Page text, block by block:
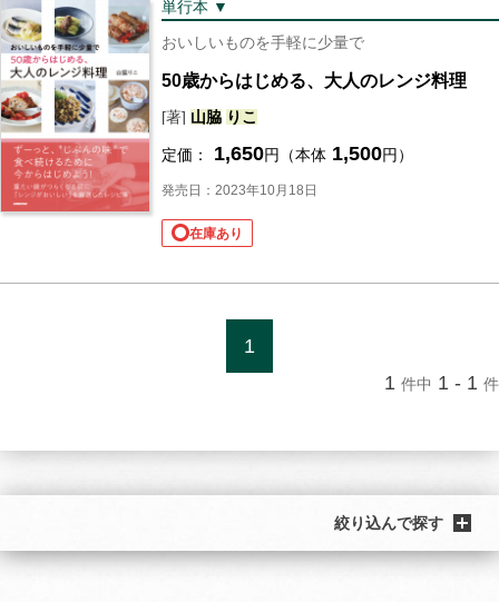
単行本 ▼
おいしいものを手軽に少量で
50歳からはじめる、大人のレンジ料理
[著] 山脇 り こ
定価： 1,650円（本体 1,500円）
発売日：2023年10月18日
在庫あり
1
1 件中 1 - 1 件
絞り込んで探す